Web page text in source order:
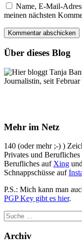
Name, E-Mail-
meinen nächsten
Über dieses Blog
Hier bloggt Tanja
Journalistin, seit Februar
Mehr im Netz
140 (oder mehr ;-) )
Privates und
Berufliches auf Xing und
Schnappschüsse auf
P.S.: Mich kann man
PGP Key gibt es hier.
Archiv